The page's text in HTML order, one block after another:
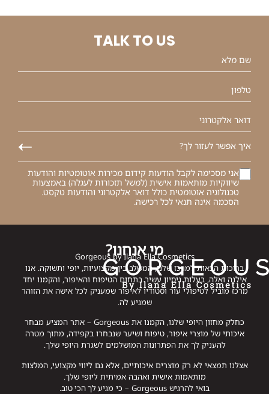
TALK TO US
אני מסכימה לקבל הודעות קידום מכירות אוטומטיות והודעות
שיווקיות מותאמות אישית (למשל תזכורות לעגלה) באמצעות
טכנולוגיה אוטומטית כולל דואר אלקטרוני והודעות טקסט.
הסכמה אינה תנאי לכל רכישה.
מי אנחנו?
Gorgeous by Ilana Ella Cosmetics
ברוכות הבאות למרכז שלנו, המשלב בין מקצועיות, יופי ותשוקה. אנו
אילנה ואלה, בעלות ניסיון עשיר בתחום הטיפוח והאיפור, והקמנו יחד
מרכז מוביל לטיפולי עור וסטודיו לאיפור שמעניק לכל אישה את הזוהר
שמגיע לה.
כחלק מחזון היופי שלנו, הקמנו את Gorgeous – אתר המציע מבחר
איכותי של מוצרי איפור, טיפוח ושיער שנבחרו בקפידה, מתוך מטרה
להעניק לך את הפתרונות המושלמים לשגרת היופי שלך.
אצלנו תמצאי לא רק מוצרים איכותיים, אלא גם ליווי מקצועי, המלצות
מותאמות אישית ואהבה אמיתית ליופי שלך.
בואי להרגיש Gorgeous – כי מגיע לך הכי טוב.